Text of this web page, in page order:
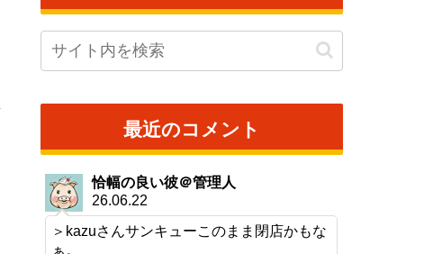
最近のコメント
恰幅の良い彼＠管理人
26.06.22
＞kazuさんサンキューこのまま閉店かもな
ぁ。